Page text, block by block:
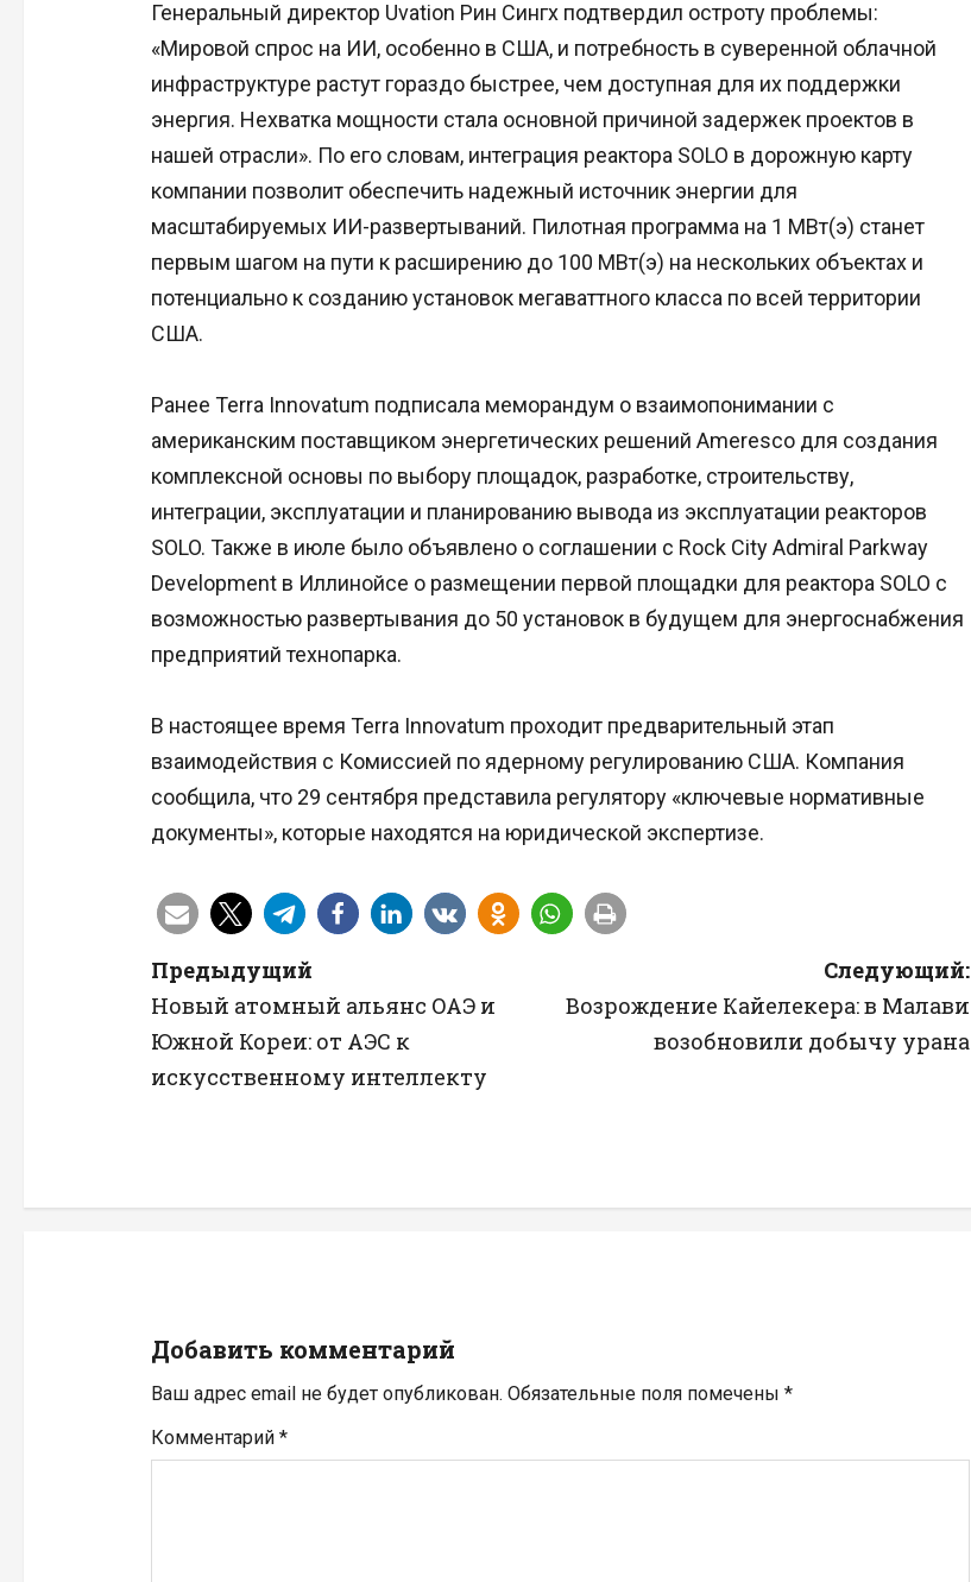
Генеральный директор Uvation Рин Сингх подтвердил остроту проблемы:
«Мировой спрос на ИИ, особенно в США, и потребность в суверенной облачной
инфраструктуре растут гораздо быстрее, чем доступная для их поддержки
энергия. Нехватка мощности стала основной причиной задержек проектов в
нашей отрасли». По его словам, интеграция реактора SOLO в дорожную карту
компании позволит обеспечить надежный источник энергии для
масштабируемых ИИ-развертываний. Пилотная программа на 1 МВт(э) станет
первым шагом на пути к расширению до 100 МВт(э) на нескольких объектах и
потенциально к созданию установок мегаваттного класса по всей территории
США.
Ранее Terra Innovatum подписала меморандум о взаимопонимании с
американским поставщиком энергетических решений Ameresco для создания
комплексной основы по выбору площадок, разработке, строительству,
интеграции, эксплуатации и планированию вывода из эксплуатации реакторов
SOLO. Также в июле было объявлено о соглашении с Rock City Admiral Parkway
Development в Иллинойсе о размещении первой площадки для реактора SOLO с
возможностью развертывания до 50 установок в будущем для энергоснабжения
предприятий технопарка.
В настоящее время Terra Innovatum проходит предварительный этап
взаимодействия с Комиссией по ядерному регулированию США. Компания
сообщила, что 29 сентября представила регулятору «ключевые нормативные
документы», которые находятся на юридической экспертизе.
Н
а
в
а
я
п
о
Предыдущий
Новый атомный альянс ОАЭ и
Южной Кореи: от АЭС к
искусственному интеллекту
Следующий:
Возрождение Кайелекера: в Малави
возобновили добычу урана
Добавить комментарий
Ваш адрес email не будет опубликован. Обязательные поля помечены *
Комментарий *